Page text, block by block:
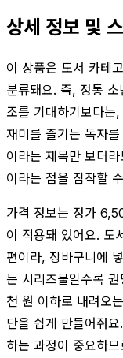
상세 정보 및
이 상품은 도서 카테
분류돼요. 즉, 정통
조를 기대하기보다는
재미를 즐기는 독자
이라는 제목만 보더
이라는 점을 짐작할
가격 정보는 정가
이 적용돼 있어요. 도
편이라, 장바구니에
는 시리즈물일수록
천 원 이하로 내려오
단을 쉽게 만들어줘
하는 과정이 중요하